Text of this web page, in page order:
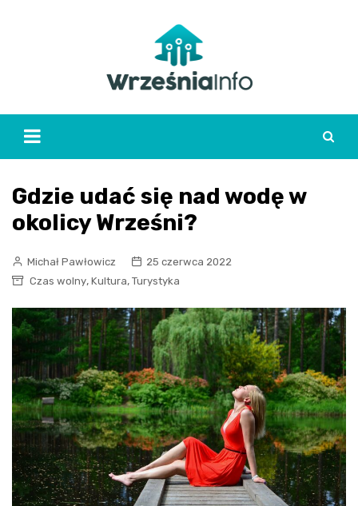
Gdzie udać się nad wodę w
okolicy Wrześni?
Michał Pawłowicz
25 czerwca 2022
Czas wolny, Kultura, Turystyka